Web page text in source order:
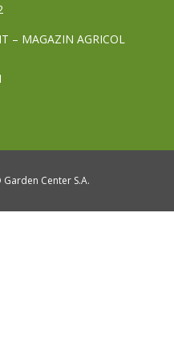
– MAGAZIN AGRICOL
Center S.A.